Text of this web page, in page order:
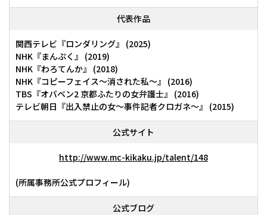
代表作品
関西テレビ『ロンダリング』 (2025)
NHK『まんぷく』 (2019)
NHK『わろてんか』 (2018)
NHK『コピーフェイス～消された私～』 (2016)
TBS『オバベン2 京都ふたりの女弁護士』 (2016)
テレビ朝日『出入禁止の女〜事件記者クロガネ〜』 (2015)
公式サイト
http://www.mc-kikaku.jp/talent/148
(所属事務所公式プロフィール)
公式ブログ